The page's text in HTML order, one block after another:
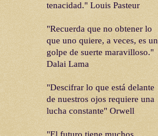
tenacidad." Louis Pasteur
"Recuerda que no obtener lo
que uno quiere, a veces, es un
golpe de suerte maravilloso."
Dalai Lama
"Descifrar lo que está delante
de nuestros ojos requiere una
lucha constante" Orwell